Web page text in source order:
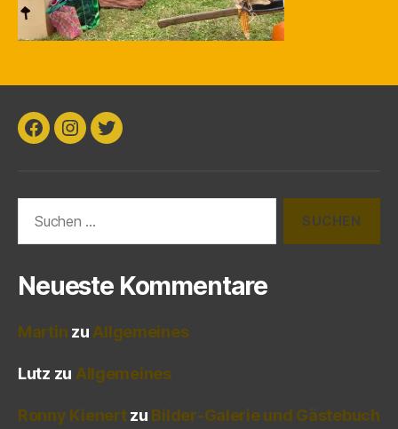
Facebook
Instagram
Twitter
nach:
Neueste Kommentare
Martin zu Allgemeines
Lutz zu Allgemeines
Ronny Kienertzu Bilder-Galerie und Gästebuch